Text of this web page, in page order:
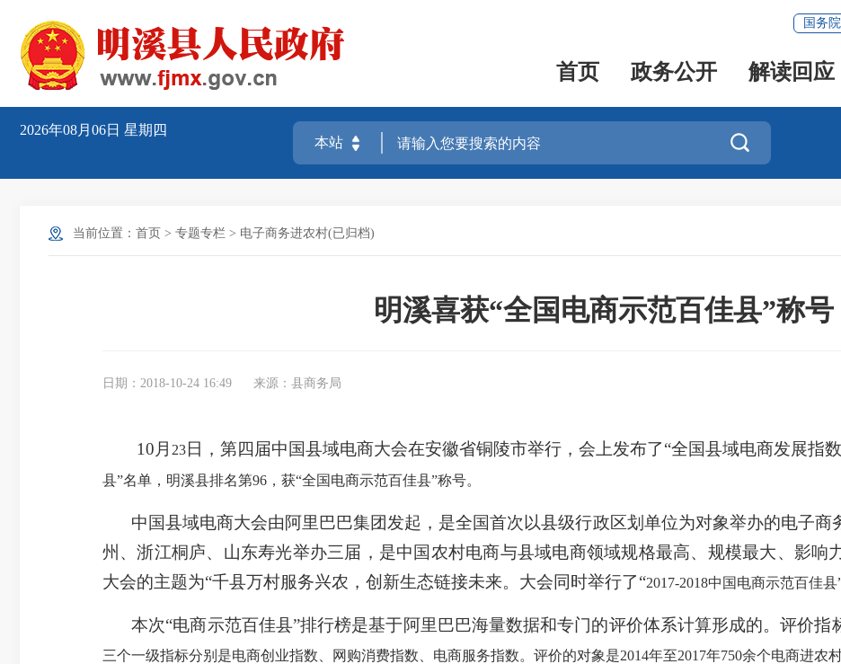
国务院
首页 政务公开 解读回应
2026年08月06日 星期四

当前位置： 首页 > 专题专栏 > 电子商务进农村(已归档)
明溪喜获“全国电商示范百佳县”称号
日期：2018-10-24 16:49 来源：县商务局
10月 23 日 ，第四届中国县域电商大会在安徽省铜陵市举行，会上发布了“全国县域电商发展指
县”名单，明溪县排名第96 ，获“全国电商示范百佳县”称号。
中国县域电商大会由阿里巴巴集团发起，是全国首次以县级行政区划单位为对象举办的电子
州、浙江桐庐、山东寿光举办三届，是中国农村电商与县域电商领域规格最高、规模最大、影响
大会的主题为“千县万村服务兴农，创新生态链接未来。大会同时举行了“2017-2018中国电商示范百佳县
本次“电商示范百佳县”排行榜是基于阿里巴巴海量数据和专门的评价体系计算形成的。评价指
三个一级指标分别是电商创业指数、网购消费指数、电商服务指数。评价的对象是2014年至2017年750余个电商进农